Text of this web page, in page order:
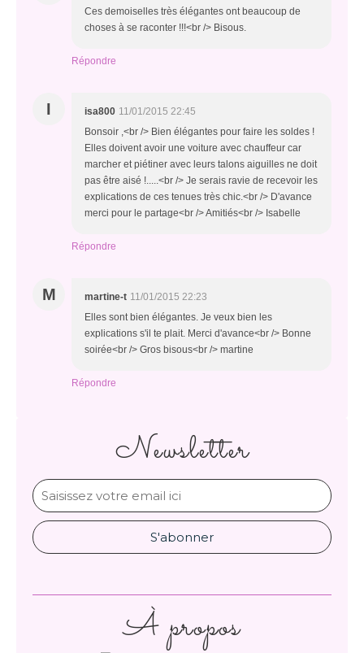
Ces demoiselles très élégantes ont beaucoup de
choses à se raconter !!!<br /> Bisous.
Répondre
I isa800 11/01/2015 22:45
Bonsoir ,<br /> Bien élégantes pour faire les soldes !
Elles doivent avoir une voiture avec chauffeur car
marcher et piétiner avec leurs talons aiguilles ne doit
pas être aisé !.....<br /> Je serais ravie de recevoir les
explications de ces tenues très chic.<br /> D'avance
merci pour le partage<br /> Amitiés<br /> Isabelle
Répondre
M martine-t 11/01/2015 22:23
Elles sont bien élégantes. Je veux bien les
explications s'il te plait. Merci d'avance<br /> Bonne
soirée<br /> Gros bisous<br /> martine
Répondre
Newsletter
À propos